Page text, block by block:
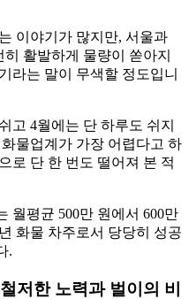
이야기가 많지만, 서울과
활발하게 물량이 쏟아지
라는 말이 무색할 정도입니
고 4월에는 단 하루도 쉬지
물업계가 가장 어렵다고 하
로 단 한 번도 떨어져 본 적
월평균 500만 원에서 600만
화물 차주로서 당당히 성공
.
저한 노력과 벌이의 비